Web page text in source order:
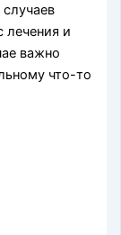
и
важно
что-то